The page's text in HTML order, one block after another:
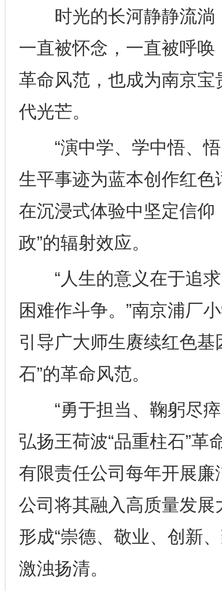
时光的长河静静流淌
一直被怀念，一直被呼唤
革命风范，也成为南京
代光芒。
“演中学、学中悟、悟
生平事迹为蓝本创作红
在沉浸式体验中坚定信仰
政”的辐射效应。
“人生的意义在于追求
困难作斗争。”南京浦厂
引导广大师生赓续红色
石”的革命风范。
“勇于担当、鞠躬尽瘁
弘扬王荷波“品重柱石”革
有限责任公司每年开展
公司将其融入高质量发
形成“崇德、敬业、创新
激浊扬清。